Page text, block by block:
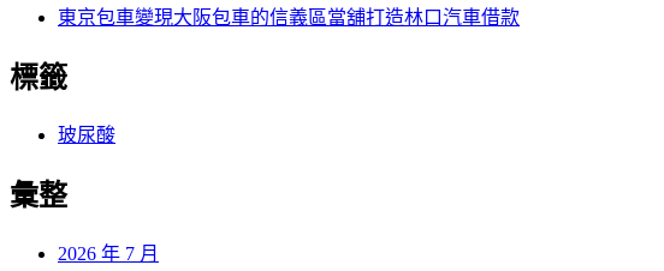
東京包車變現大阪包車的信義區當舖打造林口汽車借款
標籤
玻尿酸
彙整
2026 年 7 月